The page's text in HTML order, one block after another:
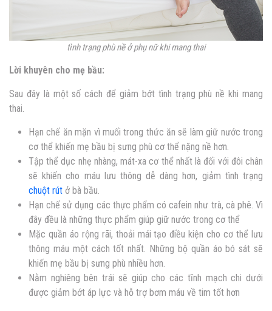
tình trạng phù nề ở phụ nữ khi mang thai
Lời khuyên cho mẹ bầu:
Sau đây là một số cách để giảm bớt tình trạng phù nề khi mang
thai.
Hạn chế ăn mặn vì muối trong thức ăn sẽ làm giữ nước trong
cơ thể khiến mẹ bầu bị sưng phù cơ thể nặng nề hơn.
Tập thể dục nhẹ nhàng, mát-xa cơ thể nhất là đối với đôi chân
sẽ khiến cho máu lưu thông dễ dàng hơn, giảm tình trạng
chuột rút ở bà bầu.
Hạn chế sử dụng các thực phẩm có cafein như trà, cà phê. Vì
đây đều là những thực phẩm giúp giữ nước trong cơ thể
Mặc quần áo rộng rãi, thoải mái tạo điều kiện cho cơ thể lưu
thông máu một cách tốt nhất. Những bộ quần áo bó sát sẽ
khiến mẹ bầu bị sưng phù nhiều hơn.
Nằm nghiêng bên trái sẽ giúp cho các tĩnh mạch chi dưới
được giảm bớt áp lực và hỗ trợ bơm máu về tim tốt hơn